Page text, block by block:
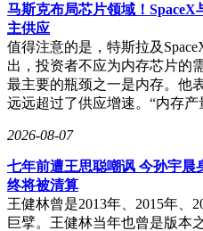
机预计维持30%以上增速，固
红利，锂电企业加速全球化布
（SZ:300450）2025年净利润
池设备需求爆发。头部企业已
业链生态，宁德时代、中创新
步释放。
但行业仍面临多重挑战：碳酸
级、海外建厂成本高企等问题
中构建可持续竞争优势，平衡
业能否持续领先的关键。这场
业向全球价值链高端攀升的新起
马斯克布局芯片领域！
主供应
值得注意的是，特斯拉及
出，投资者不应为内存芯片的
最主要的瓶颈之一是内存。他
远远超过了供应增速。“内存
2026-08-07
七年前遭王思聪嘲讽 今孙宇晨
终将被清算
王健林曾是2013年、2015年、
巨擘。王健林当年也曾是版本